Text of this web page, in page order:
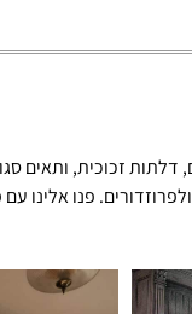
זכוכית, ותאים
פנו אלינו